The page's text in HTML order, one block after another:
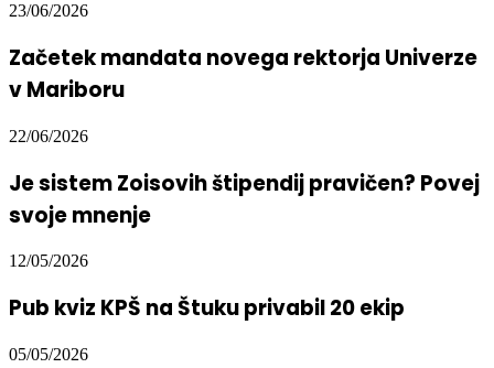
23/06/2026
Začetek mandata novega rektorja Univerze
v Mariboru
22/06/2026
Je sistem Zoisovih štipendij pravičen? Povej
svoje mnenje
12/05/2026
Pub kviz KPŠ na Štuku privabil 20 ekip
05/05/2026